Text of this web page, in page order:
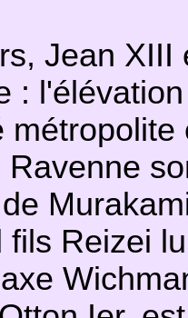
Jean
:
fils Reizei